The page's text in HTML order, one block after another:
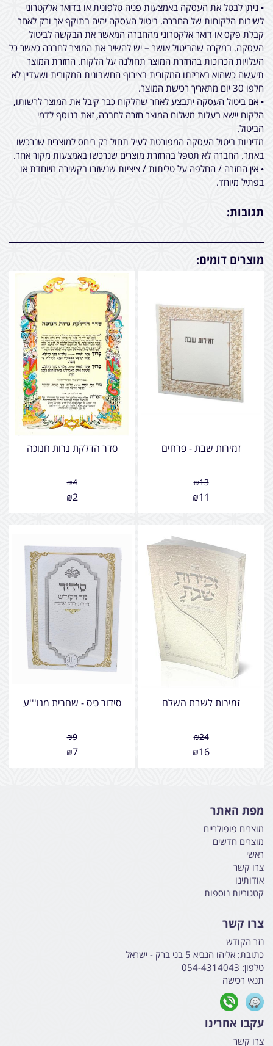
• ניתן לבטל את העסקה באמצעות פניה טלפונית או בדואר אלקטרוני
לשירות הלקוחות של החברה. ביטול העסקה יהיה בתוקף אך ורק לאחר
קבלת פקס או דואר אלקטרוני מהחברה המאשר את הבקשה לביטול
העסקה. במקרה שהביטול אושר – יש להשיב את המוצר לחברה כאשר כל
העלויות הכרוכות בהחזרת המוצר תחולנה על הלקוח. החזרת המוצר
תיעשה כשהוא באריזתו המקורית בצירוף החשבונית המקורית ושעדיין לא
חלפו 30 יום מתאריך רכישת המוצר.
• אם ביטול העסקה יתבצע לאחר שהלקוח כבר קיבל את המוצר לרשותו,
הלקוח יישא בעלות משלוח המוצר חזרה לחברה, זאת בנוסף לדמי
הביטול.
מדיניות ביטול העסקה המפורטת לעיל תחול רק ביחס למוצרים שנרכשו
באתר. החברה לא תטפל בהחזרת מוצרים שנרכשו באמצעות מקור אחר.
• אין החזרה / החלפה על טליתות / ציציות שנשזרו בקשירה מיוחדת או
בפתיל מיוחד.
תגובות:
מוצרים דומים:
זמירות שבת - פרחים
₪13
₪11
סדר הדלקת נרות חנוכה
₪4
₪2
זמירות לשבת השלם
₪24
₪16
סידור כיס - שחרית מנו'''ע
₪9
₪7
מפת האתר
מוצרים פופולריים
מוצרים חדשים
ראשי
צרו קשר
אודותינו
קטגוריות נוספות
צרו קשר
נזר הקודש
כתובת: אליהו הנביא 5 בני ברק - ישראל
טלפון: 054-4314043
תנאי רכישה
עקבו אחרינו
צרו קשר